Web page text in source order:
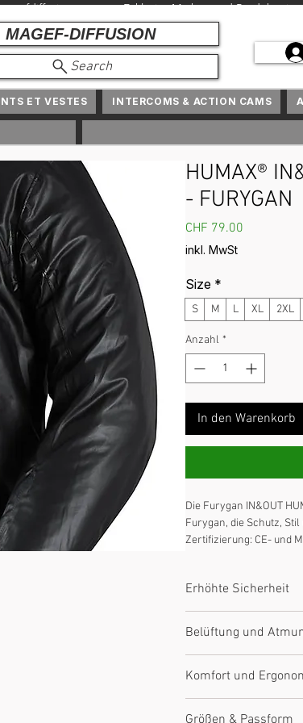
+ Exklusive Marken und Produkte in
MAGEF-DIFFUSION
Search
HUMAX®
- FURYGAN
CHF 79.00
inkl. MwSt
Size *
S M L XL 2XL
Anzahl *
In den Warenkorb
Die Furygan IN&OUT
Furygan, die Schutz,
Zertifizierung: CE- und
Erhöhte Sicherheit
Abriebfeste Materialien.
Belüftung und
zur Regulierung von
Komfort und
Größen & Passform
ET VESTES INTERCOMS & ACTION CAMS